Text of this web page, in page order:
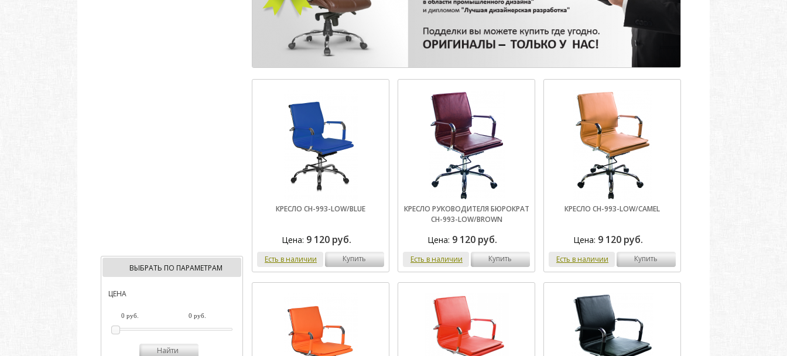
ВЫБРАТЬ ПО ПАРАМЕТРАМ
ЦЕНА
Найти
КРЕСЛО CH-993-LOW/BLUE
Цена: 9 120 руб.
Есть в наличии купить
КРЕСЛО РУКОВОДИТЕЛЯ БЮРОКРАТ
CH-993-LOW/BROWN
Цена: 9 120 руб.
Есть в наличии купить
КРЕСЛО CH-993-LOW/CAMEL
Цена: 9 120 руб.
Есть в наличии купить